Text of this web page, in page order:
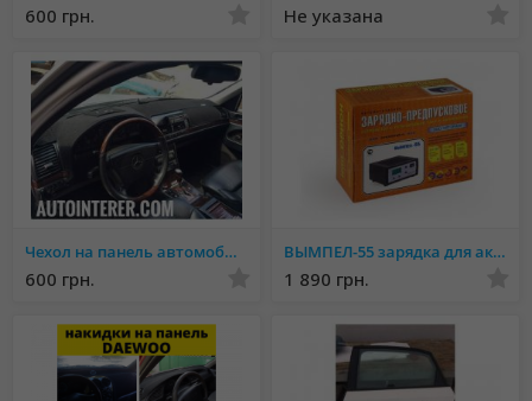
600 грн. Не указана
Чехол на панель автомобиля Более 1000 МОДЕЛЕЙ
600 грн.
ВЫМПЕЛ-55 зарядка для аккумуляторов
1 890 грн.